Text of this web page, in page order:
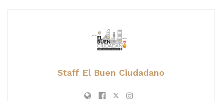
Staff El Buen Ciudadano